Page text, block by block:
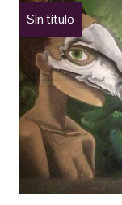
Sin título